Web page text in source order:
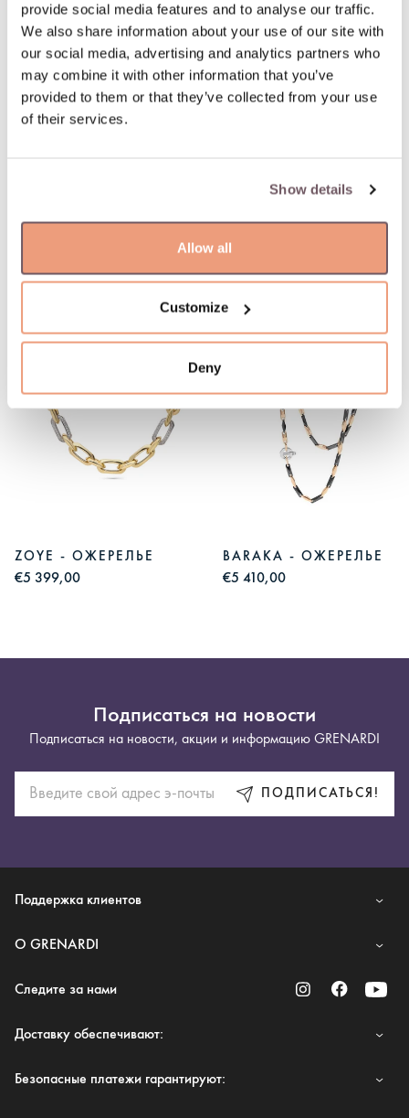
provide social media features and to analyse our traffic.
We also share information about your use of our site with
our social media, advertising and analytics partners who
may combine it with other information that you’ve
provided to them or that they’ve collected from your use
of their services.
Show details
Allow all
Customize
Deny
Материал: Золото
Камень:
- Цирконий (Цвет камня: Белый, Вес камня: 0.000ct)
Проба: 585
Цвет камня: Белый
Артикул: W67661515
Вам может понравиться
ZOYE - ОЖЕРЕЛЬЕ
€5 399,00
BARAKA - ОЖЕРЕЛЬЕ
€5 410,00
Подписаться на новости
Подписаться на новости, акции и информацию GRENARDI
ПОДПИСАТЬСЯ!
Поддержка клиентов
O GRENARDI
Следите за нами
Доставку обеспечивают:
Безопасные платежи гарантируют: